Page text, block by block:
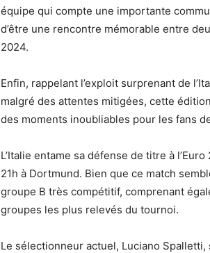
équipe qui compte une importante
d’être une rencontre mémorable entre
2024.
Enfin, rappelant l’exploit surprenant de
malgré des attentes mitigées, cette
des moments inoubliables pour les fans
L’Italie entame sa défense de titre à
21h à Dortmund. Bien que ce match
groupe B très compétitif, comprenant
groupes les plus relevés du tournoi.
Le sélectionneur actuel, Luciano